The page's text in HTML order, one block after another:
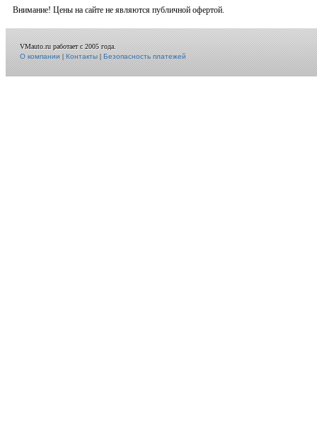
Внимание! Цены на сайте не являются публичной офертой.
VMauto.ru работает с 2005 года.
О компании|Контакты|Безопасность платежей